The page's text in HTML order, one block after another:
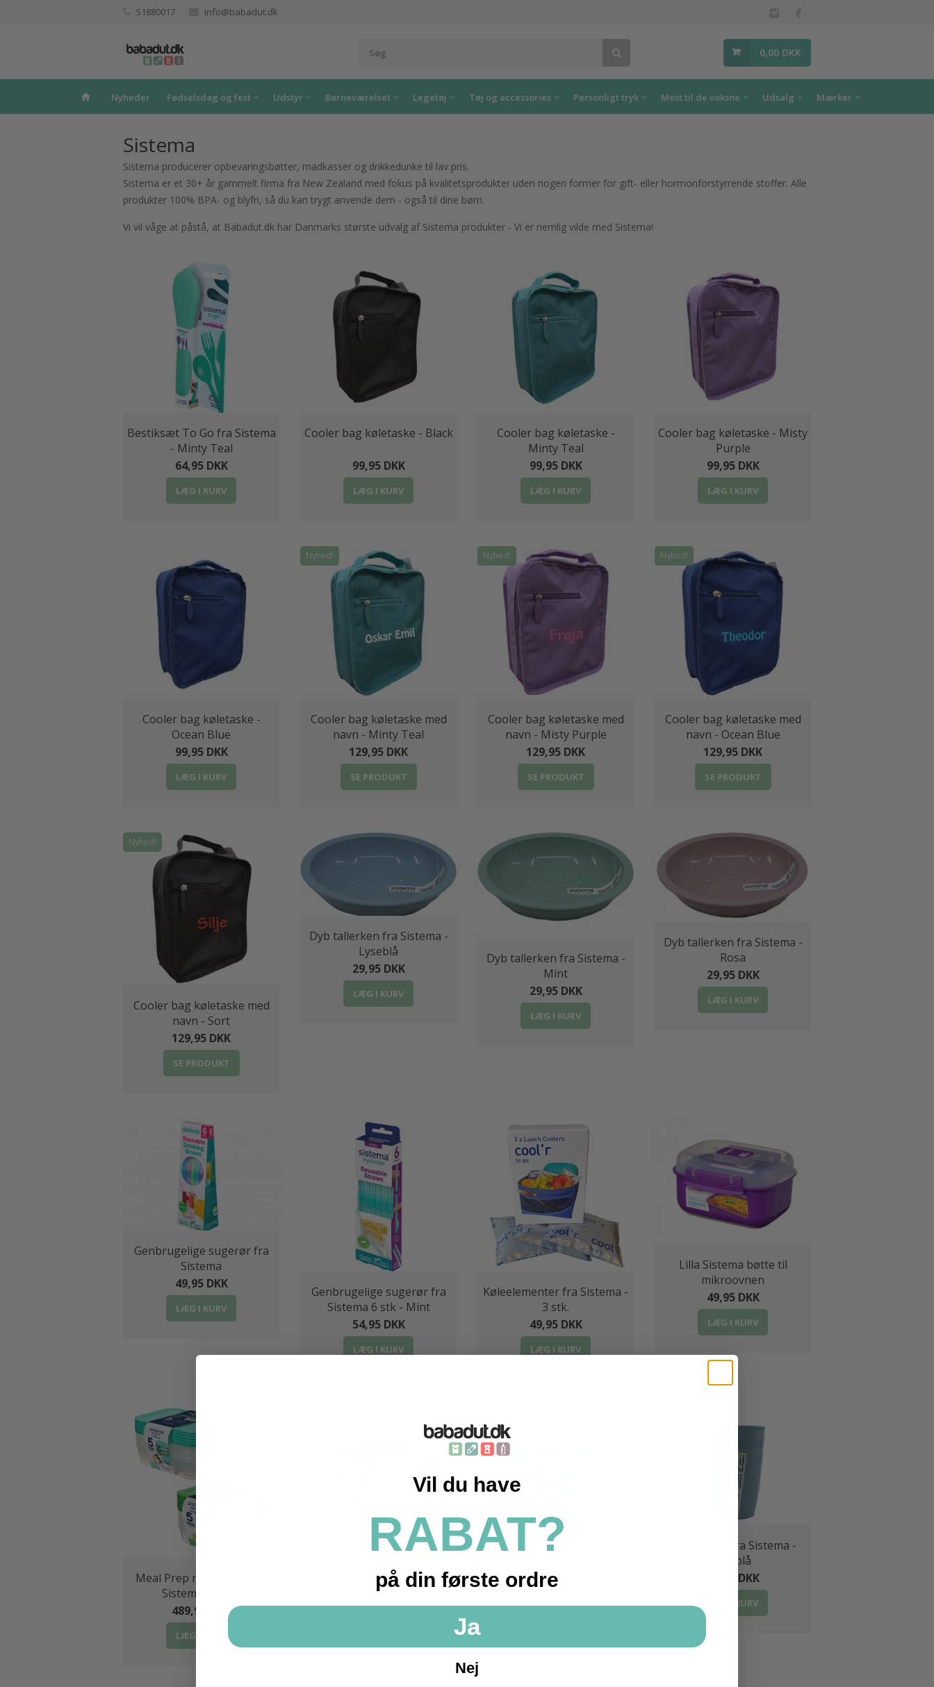
51880017 info@babadut.dk
0,00 DKK
Nyheder Fødselsdag og fest Udstyr Børneværelset Legetøj Tøj og accessories Personligt tryk Mest til de voksne Udsalg Mærker
Sistema
Sistema producerer opbevaringsbøtter, madkasser og drikkedunke til lav pris.
Sistema er et 30+ år gammelt firma fra New Zealand med fokus på kvalitetsprodukter uden nogen former for gift- eller hormonforstyrrende stoffer. Alle
produkter 100% BPA- og blyfri, så du kan trygt anvende dem - også til dine børn.
Vi vil våge at påstå, at Babadut.dk har Danmarks største udvalg af Sistema produkter - Vi er nemlig vilde med Sistema!
Bestiksæt To Go fra Sistema
- Minty Teal
64,95 DKK
LÆG I KURV
Cooler bag køletaske - Black
99,95 DKK
LÆG I KURV
Cooler bag køletaske -
Minty Teal
99,95 DKK
LÆG I KURV
Cooler bag køletaske - Misty
Purple
99,95 DKK
LÆG I KURV
Cooler bag køletaske -
Ocean Blue
99,95 DKK
LÆG I KURV
Nyhed!
Cooler bag køletaske med
navn - Minty Teal
129,95 DKK
SE PRODUKT
Nyhed!
Cooler bag køletaske med
navn - Misty Purple
129,95 DKK
SE PRODUKT
Nyhed!
Cooler bag køletaske med
navn - Ocean Blue
129,95 DKK
SE PRODUKT
Nyhed!
Cooler bag køletaske med
navn - Sort
129,95 DKK
SE PRODUKT
Dyb tallerken fra Sistema -
Lyseblå
29,95 DKK
LÆG I KURV
Dyb tallerken fra Sistema -
Mint
29,95 DKK
LÆG I KURV
Dyb tallerken fra Sistema -
Rosa
29,95 DKK
LÆG I KURV
Genbrugelige sugerør fra
Sistema
49,95 DKK
LÆG I KURV
Genbrugelige sugerør fra
Sistema 6 stk - Mint
54,95 DKK
LÆG I KURV
Køleelementer fra Sistema -
3 stk.
49,95 DKK
LÆG I KURV
Lilla Sistema bøtte til
mikroovnen
49,95 DKK
LÆG I KURV
Meal Prep madkasser fra
Sistema - 2 sæt
489,90 DKK
LÆG I KURV
Meal Prep madkasser med 2
rum fra Sistema - 870 ml.
219,95 DKK
Meal Prep madkasser med 3
269,95 DKK
Plastikkrus fra Sistema -
lyseblå
29,95 DKK
LÆG I KURV
Vil du have
RABAT?
på din første ordre
Ja
Nej